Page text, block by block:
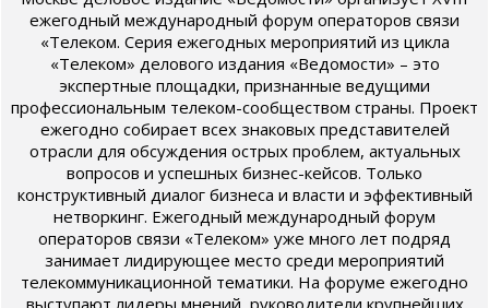
ежегодный международный форум операторов связи
«Телеком. Серия ежегодных мероприятий из цикла
«Телеком» делового издания «Ведомости» – это
экспертные площадки, признанные ведущими
профессиональным телеком-сообществом страны. Проект
ежегодно собирает всех знаковых представителей
отрасли для обсуждения острых проблем, актуальных
вопросов и успешных бизнес-кейсов. Только
конструктивный диалог бизнеса и власти и эффективный
нетворкинг. Ежегодный международный форум
операторов связи «Телеком» уже много лет подряд
занимает лидирующее место среди мероприятий
телекоммуникационной тематики. На форуме ежегодно
выступают лидеры мнений, руководители крупнейших